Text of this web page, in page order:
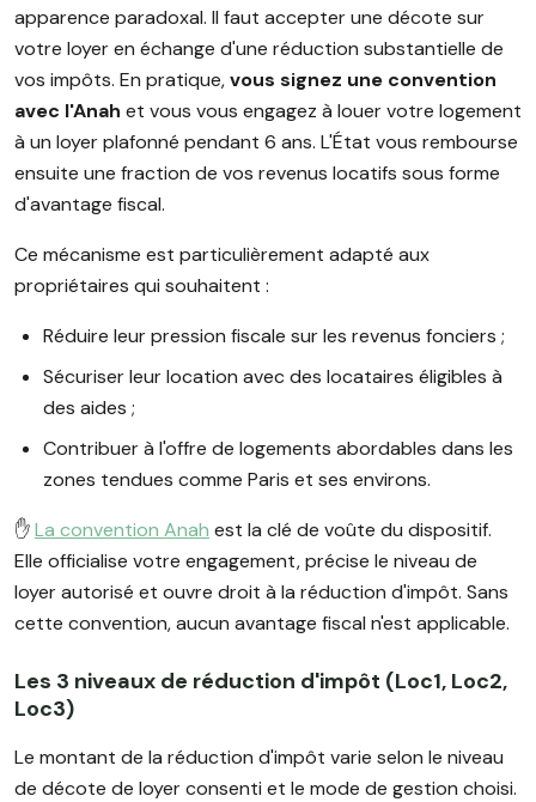
apparence paradoxal. Il faut accepter une décote sur
votre loyer en échange d'une réduction substantielle de
vos impôts. En pratique,vous signez une convention
avec l'Anah et vous vous engagez à louer votre logement
à un loyer plafonné pendant 6 ans. L'État vous rembourse
ensuite une fraction de vos revenus locatifs sous forme
d'avantage fiscal.
Ce mécanisme est particulièrement adapté aux
propriétaires qui souhaitent :
Réduire leur pression fiscale sur les revenus fonciers ;
Sécuriser leur location avec des locataires éligibles à
des aides ;
Contribuer à l'offre de logements abordables dans les
zones tendues comme Paris et ses environs.
✋️La convention Anah est la clé de voûte du dispositif.
Elle officialise votre engagement, précise le niveau de
loyer autorisé et ouvre droit à la réduction d'impôt. Sans
cette convention, aucun avantage fiscal n'est applicable.
Les 3 niveaux de réduction d'impôt (Loc1, Loc2,
Loc3)
Le montant de la réduction d'impôt varie selon le niveau
de décote de loyer consenti et le mode de gestion choisi.